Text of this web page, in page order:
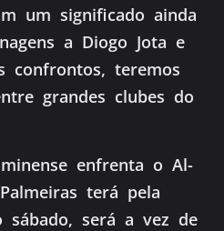
um significado ainda
a Diogo Jota e
confrontos, teremos
grandes clubes do
enfrenta o Al-
terá pela
sábado, será a vez de